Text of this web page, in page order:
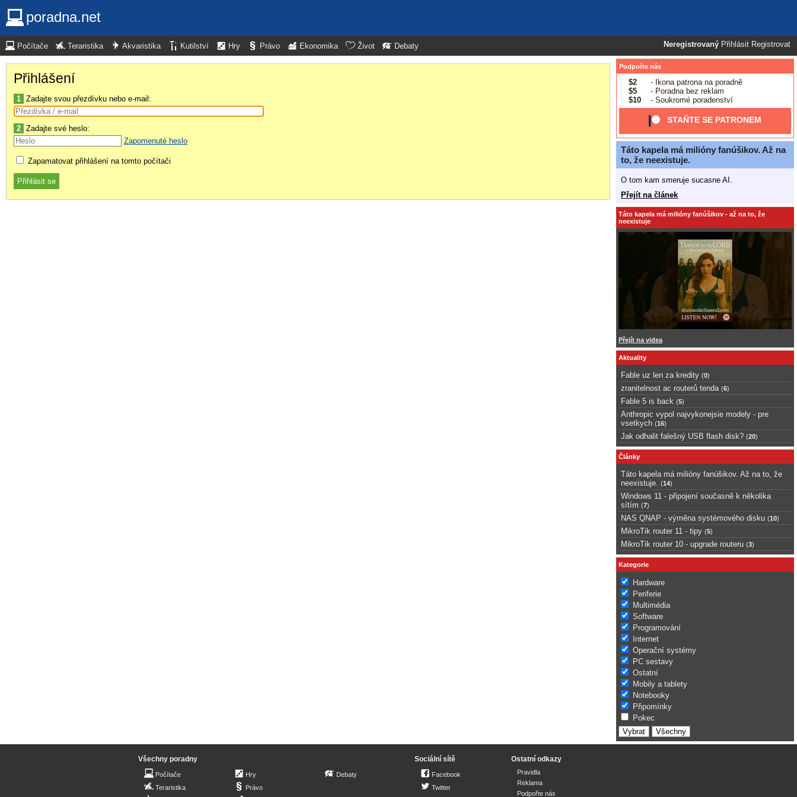
poradna.net
Neregistrovaný Přihlásit Registrovat
Počítače Teraristika Akvaristika Kutilství Hry Právo Ekonomika Život Debaty
Přihlášení
1 Zadajte svou přezdívku nebo e-mail:
2 Zadajte své heslo:
Zapomenuté heslo
Zapamatovat přihlášení na tomto počítači
Podpořte nás
$2
- Ikona patrona na poradně
$5
- Poradna bez reklam
$10
- Soukromé poradenství
STAŇTE SE PATRONEM
Táto kapela má milióny fanúšikov. Až na
to, že neexistuje.
O tom kam smeruje sucasne AI.
Přejít na článek
Táto kapela má milióny fanúšikov - až na to, že
neexistuje
Přejít na videa
Aktuality
Fable uz len za kredity (0)
zranitelnost ac routerů tenda (6)
Fable 5 is back (5)
Anthropic vypol najvykonejsie modely - pre
vsetkych (16)
Jak odhalit falešný USB flash disk? (20)
Články
Táto kapela má milióny fanúšikov. Až na to, že
neexistuje.
(14)
Windows 11 - připojení současně k několika
sítím (7)
NAS QNAP - výměna systémového disku (10)
MikroTik router 11 - tipy (5)
MikroTik router 10 - upgrade routeru (3)
Kategorie
Hardware
Periferie
Multimédia
Software
Programování
Internet
Operační systémy
PC sestavy
Ostatní
Mobily a tablety
Notebooky
Připomínky
Pokec
Všechny poradny
Počítače
Teraristika
Hry
Právo
Debaty
Sociální sítě
Facebook
Twitter
Ostatní odkazy
Pravidla
Reklama
Podpořte nás